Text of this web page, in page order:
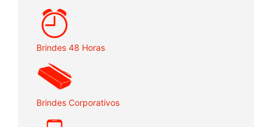
Brindes 48 Horas
Brindes Corporativos